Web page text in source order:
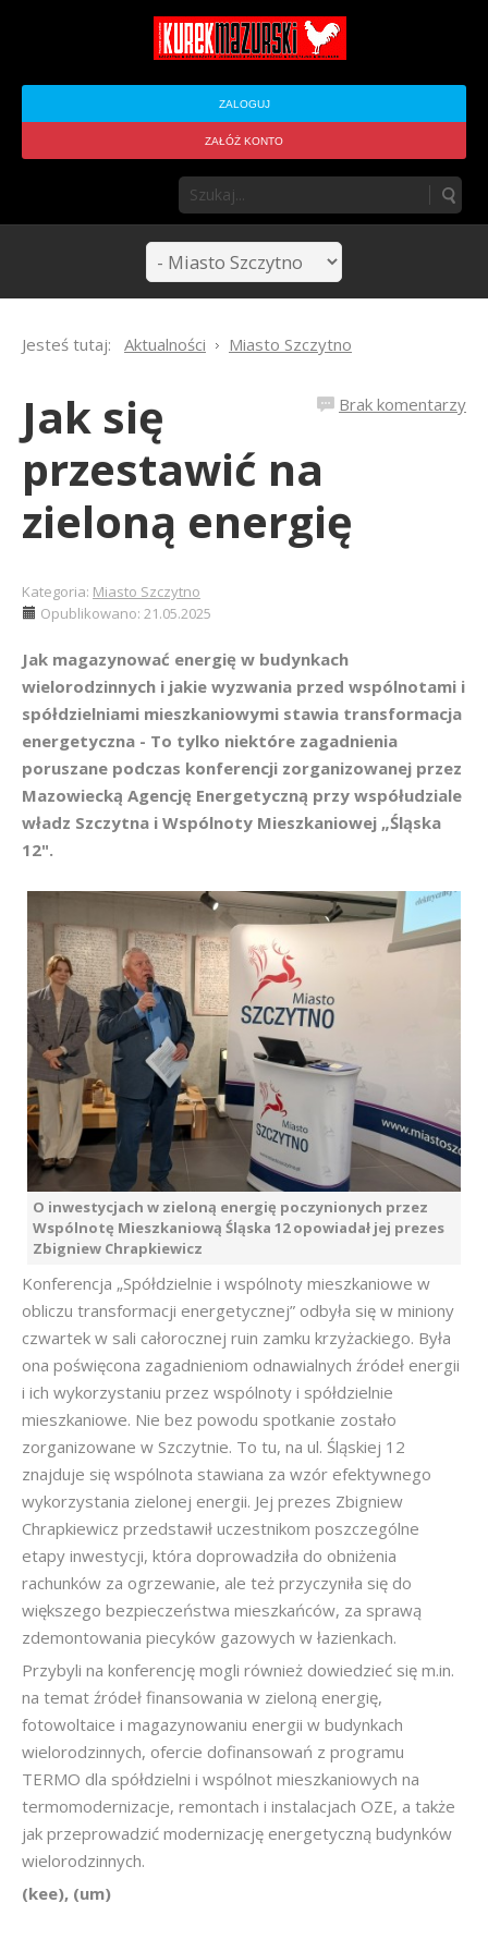
ZALOGUJ
ZAŁÓŻ KONTO
Jesteś tutaj: Aktualności Miasto Szczytno
Brak komentarzy
Jak się
przestawić na
zieloną energię
Kategoria: Miasto Szczytno
Opublikowano: 21.05.2025
Jak magazynować energię w budynkach
wielorodzinnych i jakie wyzwania przed wspólnotami i
spółdzielniami mieszkaniowymi stawia transformacja
energetyczna - To tylko niektóre zagadnienia
poruszane podczas konferencji zorganizowanej przez
Mazowiecką Agencję Energetyczną przy współudziale
władz Szczytna i Wspólnoty Mieszkaniowej „Śląska
12".
O inwestycjach w zieloną energię poczynionych przez
Wspólnotę Mieszkaniową Śląska 12 opowiadał jej prezes
Zbigniew Chrapkiewicz
Konferencja „Spółdzielnie i wspólnoty mieszkaniowe w
obliczu transformacji energetycznej” odbyła się w miniony
czwartek w sali całorocznej ruin zamku krzyżackiego. Była
ona poświęcona zagadnieniom odnawialnych źródeł energii
i ich wykorzystaniu przez wspólnoty i spółdzielnie
mieszkaniowe. Nie bez powodu spotkanie zostało
zorganizowane w Szczytnie. To tu, na ul. Śląskiej 12
znajduje się wspólnota stawiana za wzór efektywnego
wykorzystania zielonej energii. Jej prezes Zbigniew
Chrapkiewicz przedstawił uczestnikom poszczególne
etapy inwestycji, która doprowadziła do obniżenia
rachunków za ogrzewanie, ale też przyczyniła się do
większego bezpieczeństwa mieszkańców, za sprawą
zdemontowania piecyków gazowych w łazienkach.
Przybyli na konferencję mogli również dowiedzieć się m.in.
na temat źródeł finansowania w zieloną energię,
fotowoltaice i magazynowaniu energii w budynkach
wielorodzinnych, ofercie dofinansowań z programu
TERMO dla spółdzielni i wspólnot mieszkaniowych na
termomodernizacje, remontach i instalacjach OZE, a także
jak przeprowadzić modernizację energetyczną budynków
wielorodzinnych.
(kee), (um)